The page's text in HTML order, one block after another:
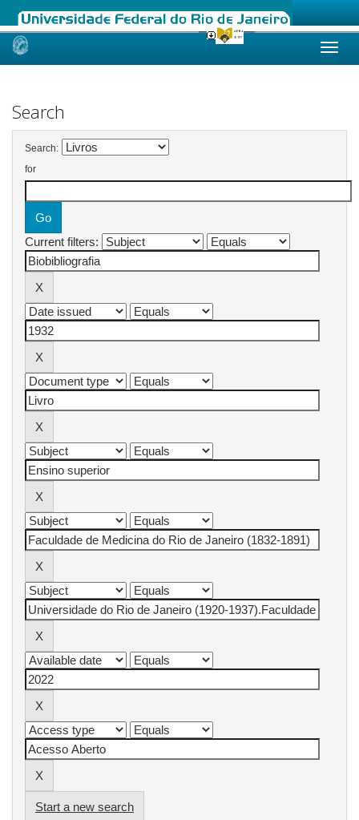
Skip
Search
Search:
for
Current filters:
Start a new search